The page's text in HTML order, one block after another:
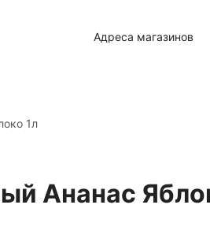
Адреса магазинов
1л
Ананас